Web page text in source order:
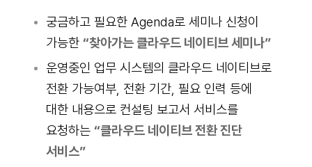
궁금하고 필요한 Agenda로 세미나 신청이
가능한 “찾아가는 클라우드 네이티브 세미나”
운영중인 업무 시스템의 클라우드 네이티브로
전환 가능여부, 전환 기간, 필요 인력 등에
대한 내용으로 컨설팅 보고서 서비스를
요청하는 “클라우드 네이티브 전환 진단
서비스”